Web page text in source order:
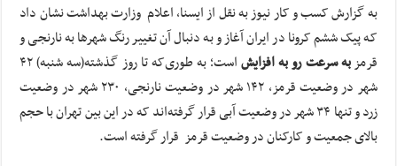
به گزارش کسب و کار نیوز به نقل از ایسنا، اعلام وزارت بهداشت نشان داد
که پیک ششم کرونا در ایران آغاز و به دنبال آن تغییر رنگ شهرها به نارنجی و
قرمزبه سرعت رو به افزایش
است؛ به طوری‌که تا روز گذشته(سه شنبه) ۴۲
شهر در وضعیت قرمز، ۱۴۲ شهر در وضعیت نارنجی، ۲۳۰ شهر در وضعیت
زرد و تنها ۳۴ شهر در وضعیت آبی قرار گرفته‌اند که در این بین تهران با حجم
بالای جمعیت و کارکنان در وضعیت قرمز قرار گرفته است.